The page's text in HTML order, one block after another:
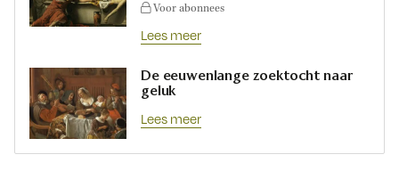
Voor abonnees
Lees meer
De eeuwenlange zoektocht naar
geluk
Lees meer